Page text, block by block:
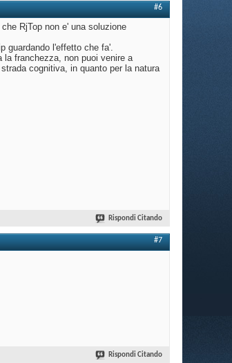
#6
RjTop non e' una soluzione
guardando l'effetto che fa'.
la franchezza, non puoi venire a
cognitiva, in quanto per la natura
Rispondi Citando
#7
Rispondi Citando